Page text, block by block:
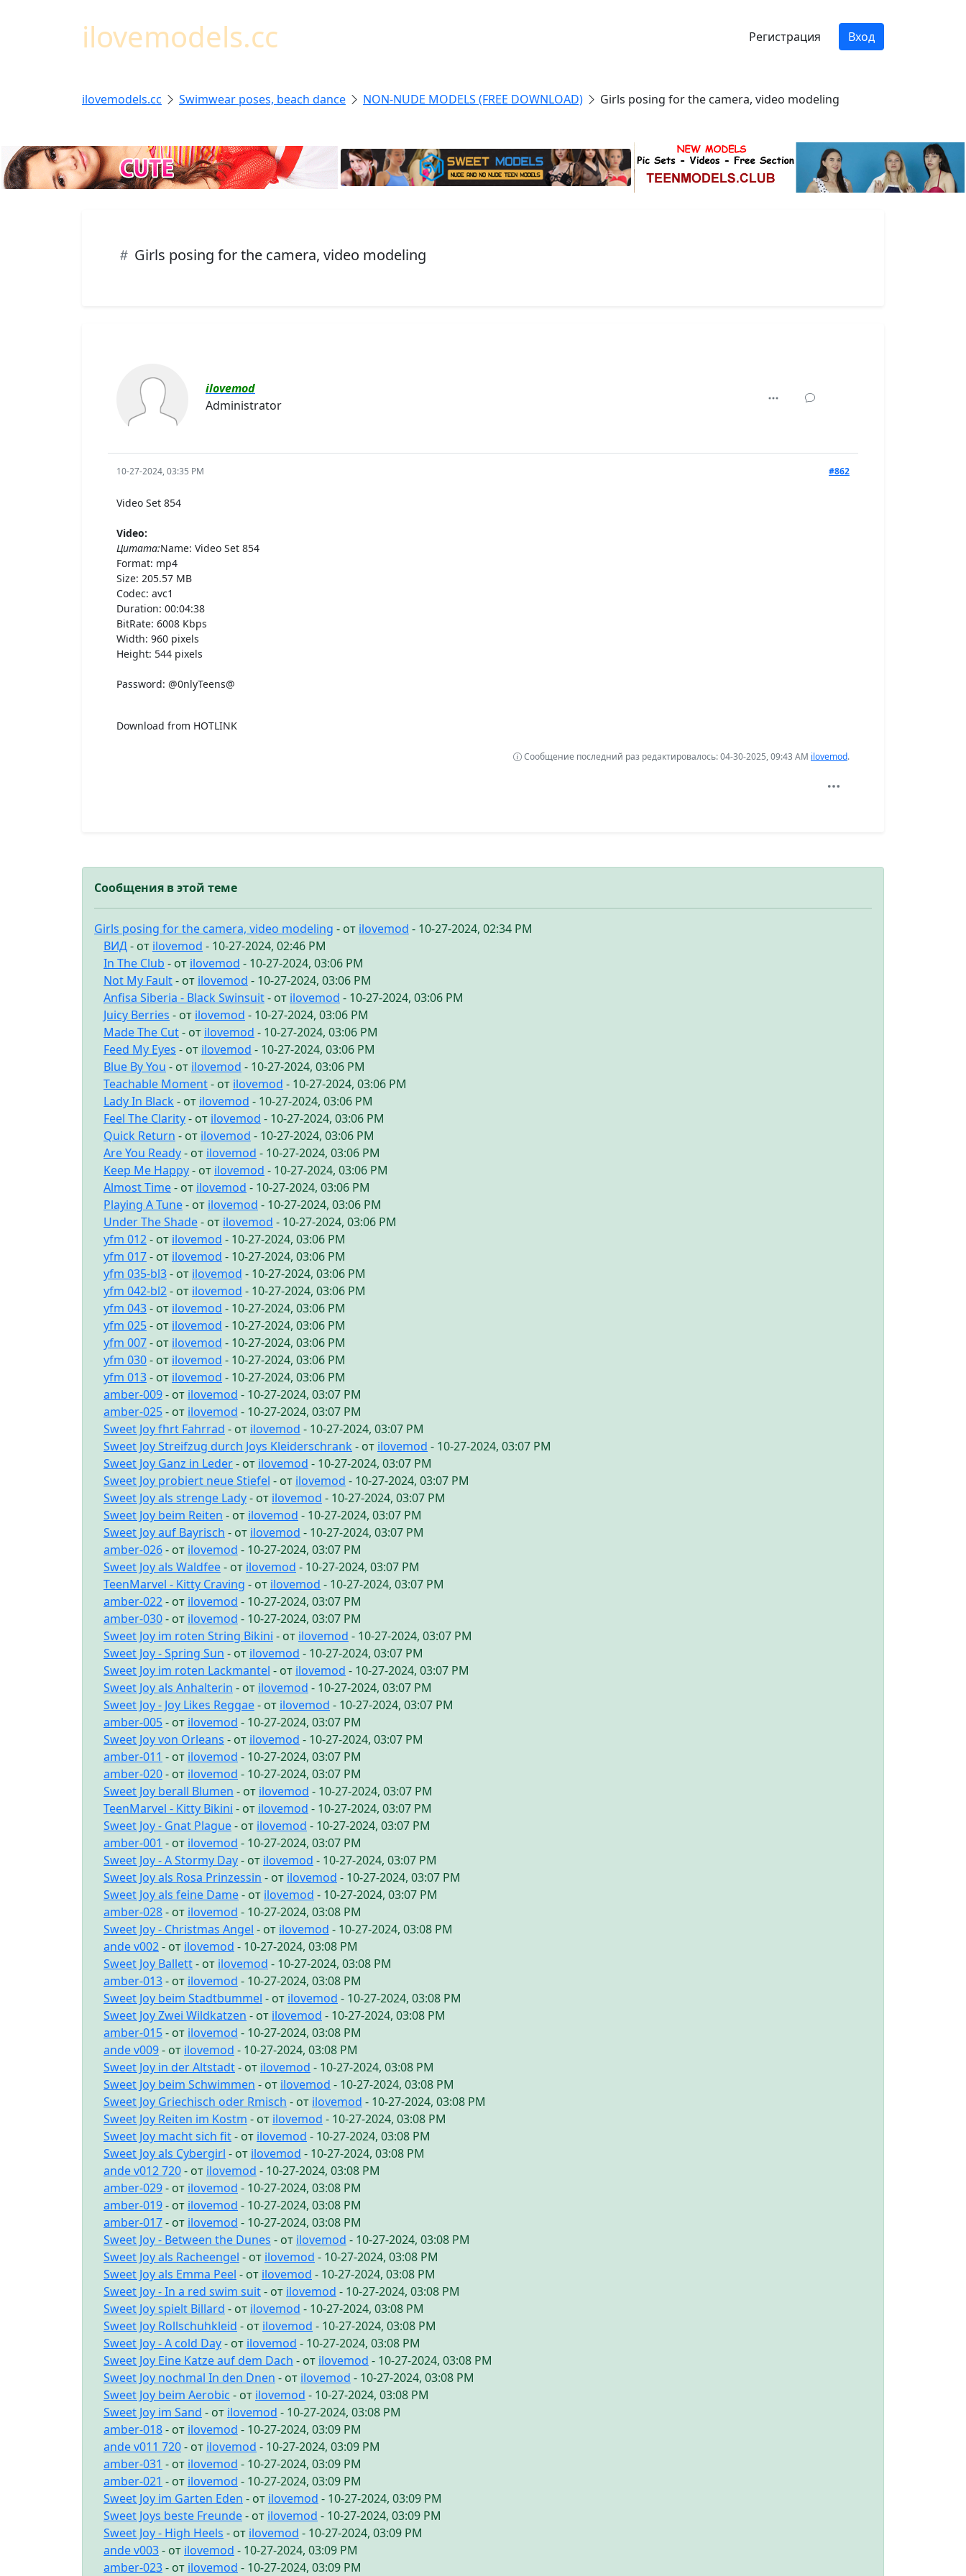
ilovemodels.cc Регистрация Вход
ilovemodels.cc Swimwear poses, beach dance NON-NUDE MODELS (FREE DOWNLOAD) Girls posing for the camera, video modeling
Girls posing for the camera, video modeling
ilovemod
Administrator
10-27-2024, 03:35 PM #862
Video Set 854
Video:
Цитата:Name: Video Set 854
Format: mp4
Size: 205.57 MB
Codec: avc1
Duration: 00:04:38
BitRate: 6008 Kbps
Width: 960 pixels
Height: 544 pixels
Password: @0nlyTeens@
Download from HOTLINK
Сообщение последний раз редактировалось: 04-30-2025, 09:43 AM ilovemod.
Сообщения в этой теме
Girls posing for the camera, video modeling - от ilovemod - 10-27-2024, 02:34 PM
ВИД- от ilovemod - 10-27-2024, 02:46 PM
In The Club - от ilovemod - 10-27-2024, 03:06 PM
Not My Fault- от ilovemod - 10-27-2024, 03:06 PM
Anfisa Siberia - Black Swinsuit- от ilovemod - 10-27-2024, 03:06 PM
Juicy Berries - от ilovemod - 10-27-2024, 03:06 PM
Made The Cut- от ilovemod - 10-27-2024, 03:06 PM
Feed My Eyes - от ilovemod - 10-27-2024, 03:06 PM
Blue By You - от ilovemod - 10-27-2024, 03:06 PM
Teachable Moment- от ilovemod - 10-27-2024, 03:06 PM
Lady In Black - от ilovemod - 10-27-2024, 03:06 PM
Feel The Clarity- от ilovemod - 10-27-2024, 03:06 PM
Quick Return - от ilovemod - 10-27-2024, 03:06 PM
Are You Ready- от ilovemod - 10-27-2024, 03:06 PM
Keep Me Happy- от ilovemod - 10-27-2024, 03:06 PM
Almost Time- от ilovemod - 10-27-2024, 03:06 PM
Playing A Tune- от ilovemod - 10-27-2024, 03:06 PM
Under The Shade- от ilovemod - 10-27-2024, 03:06 PM
yfm 012- от ilovemod - 10-27-2024, 03:06 PM
yfm 017- от ilovemod - 10-27-2024, 03:06 PM
yfm 035-bl3- от ilovemod - 10-27-2024, 03:06 PM
yfm 042-bl2- от ilovemod - 10-27-2024, 03:06 PM
yfm 043- от ilovemod - 10-27-2024, 03:06 PM
yfm 025- от ilovemod - 10-27-2024, 03:06 PM
yfm 007- от ilovemod - 10-27-2024, 03:06 PM
yfm 030- от ilovemod - 10-27-2024, 03:06 PM
yfm 013- от ilovemod - 10-27-2024, 03:06 PM
amber-009- от ilovemod - 10-27-2024, 03:07 PM
amber-025- от ilovemod - 10-27-2024, 03:07 PM
Sweet Joy fhrt Fahrrad - от ilovemod - 10-27-2024, 03:07 PM
Sweet Joy Streifzug durch Joys Kleiderschrank - от ilovemod - 10-27-2024, 03:07 PM
Sweet Joy Ganz in Leder- от ilovemod - 10-27-2024, 03:07 PM
Sweet Joy probiert neue Stiefel - от ilovemod - 10-27-2024, 03:07 PM
Sweet Joy als strenge Lady- от ilovemod - 10-27-2024, 03:07 PM
Sweet Joy beim Reiten - от ilovemod - 10-27-2024, 03:07 PM
Sweet Joy auf Bayrisch - от ilovemod - 10-27-2024, 03:07 PM
amber-026- от ilovemod - 10-27-2024, 03:07 PM
Sweet Joy als Waldfee- от ilovemod - 10-27-2024, 03:07 PM
TeenMarvel - Kitty Craving - от ilovemod - 10-27-2024, 03:07 PM
amber-022- от ilovemod - 10-27-2024, 03:07 PM
amber-030- от ilovemod - 10-27-2024, 03:07 PM
Sweet Joy im roten String Bikini - от ilovemod - 10-27-2024, 03:07 PM
Sweet Joy - Spring Sun - от ilovemod - 10-27-2024, 03:07 PM
Sweet Joy im roten Lackmantel - от ilovemod - 10-27-2024, 03:07 PM
Sweet Joy als Anhalterin - от ilovemod - 10-27-2024, 03:07 PM
Sweet Joy - Joy Likes Reggae- от ilovemod - 10-27-2024, 03:07 PM
amber-005- от ilovemod - 10-27-2024, 03:07 PM
Sweet Joy von Orleans - от ilovemod - 10-27-2024, 03:07 PM
amber-011 - от ilovemod - 10-27-2024, 03:07 PM
amber-020- от ilovemod - 10-27-2024, 03:07 PM
Sweet Joy berall Blumen - от ilovemod - 10-27-2024, 03:07 PM
TeenMarvel - Kitty Bikini - от ilovemod - 10-27-2024, 03:07 PM
Sweet Joy - Gnat Plague- от ilovemod - 10-27-2024, 03:07 PM
amber-001 - от ilovemod - 10-27-2024, 03:07 PM
Sweet Joy - A Stormy Day- от ilovemod - 10-27-2024, 03:07 PM
Sweet Joy als Rosa Prinzessin - от ilovemod - 10-27-2024, 03:07 PM
Sweet Joy als feine Dame- от ilovemod - 10-27-2024, 03:07 PM
amber-028- от ilovemod - 10-27-2024, 03:08 PM
Sweet Joy - Christmas Angel - от ilovemod - 10-27-2024, 03:08 PM
ande v002- от ilovemod - 10-27-2024, 03:08 PM
Sweet Joy Ballett- от ilovemod - 10-27-2024, 03:08 PM
amber-013- от ilovemod - 10-27-2024, 03:08 PM
Sweet Joy beim Stadtbummel - от ilovemod - 10-27-2024, 03:08 PM
Sweet Joy Zwei Wildkatzen - от ilovemod - 10-27-2024, 03:08 PM
amber-015- от ilovemod - 10-27-2024, 03:08 PM
ande v009- от ilovemod - 10-27-2024, 03:08 PM
Sweet Joy in der Altstadt- от ilovemod - 10-27-2024, 03:08 PM
Sweet Joy beim Schwimmen - от ilovemod - 10-27-2024, 03:08 PM
Sweet Joy Griechisch oder Rmisch - от ilovemod - 10-27-2024, 03:08 PM
Sweet Joy Reiten im Kostm - от ilovemod - 10-27-2024, 03:08 PM
Sweet Joy macht sich fit- от ilovemod - 10-27-2024, 03:08 PM
Sweet Joy als Cybergirl - от ilovemod - 10-27-2024, 03:08 PM
ande v012 720- от ilovemod - 10-27-2024, 03:08 PM
amber-029- от ilovemod - 10-27-2024, 03:08 PM
amber-019- от ilovemod - 10-27-2024, 03:08 PM
amber-017- от ilovemod - 10-27-2024, 03:08 PM
Sweet Joy - Between the Dunes - от ilovemod - 10-27-2024, 03:08 PM
Sweet Joy als Racheengel - от ilovemod - 10-27-2024, 03:08 PM
Sweet Joy als Emma Peel - от ilovemod - 10-27-2024, 03:08 PM
Sweet Joy - In a red swim suit- от ilovemod - 10-27-2024, 03:08 PM
Sweet Joy spielt Billard - от ilovemod - 10-27-2024, 03:08 PM
Sweet Joy Rollschuhkleid - от ilovemod - 10-27-2024, 03:08 PM
Sweet Joy - A cold Day- от ilovemod - 10-27-2024, 03:08 PM
Sweet Joy Eine Katze auf dem Dach - от ilovemod - 10-27-2024, 03:08 PM
Sweet Joy nochmal In den Dnen - от ilovemod - 10-27-2024, 03:08 PM
Sweet Joy beim Aerobic - от ilovemod - 10-27-2024, 03:08 PM
Sweet Joy im Sand - от ilovemod - 10-27-2024, 03:08 PM
amber-018- от ilovemod - 10-27-2024, 03:09 PM
ande v011 720- от ilovemod - 10-27-2024, 03:09 PM
amber-031 - от ilovemod - 10-27-2024, 03:09 PM
amber-021 - от ilovemod - 10-27-2024, 03:09 PM
Sweet Joy im Garten Eden - от ilovemod - 10-27-2024, 03:09 PM
Sweet Joys beste Freunde- от ilovemod - 10-27-2024, 03:09 PM
Sweet Joy - High Heels - от ilovemod - 10-27-2024, 03:09 PM
ande v003- от ilovemod - 10-27-2024, 03:09 PM
amber-023- от ilovemod - 10-27-2024, 03:09 PM